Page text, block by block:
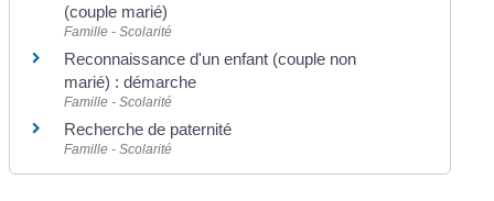
(couple marié)
Famille - Scolarité
Reconnaissance d'un enfant (couple non
marié) : démarche
Famille - Scolarité
Recherche de paternité
Famille - Scolarité